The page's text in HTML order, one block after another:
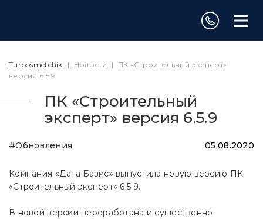
Turbosmetchik | Новости |
ПК «Строительный эксперт»
версия 6.5.9
ПК «Строительный
эксперт» версия 6.5.9
#Обновления 05.08.2020
Компания «Дата Базис» выпустила новую версию ПК
«Строительный эксперт» 6.5.9.
В новой версии переработана и существенно